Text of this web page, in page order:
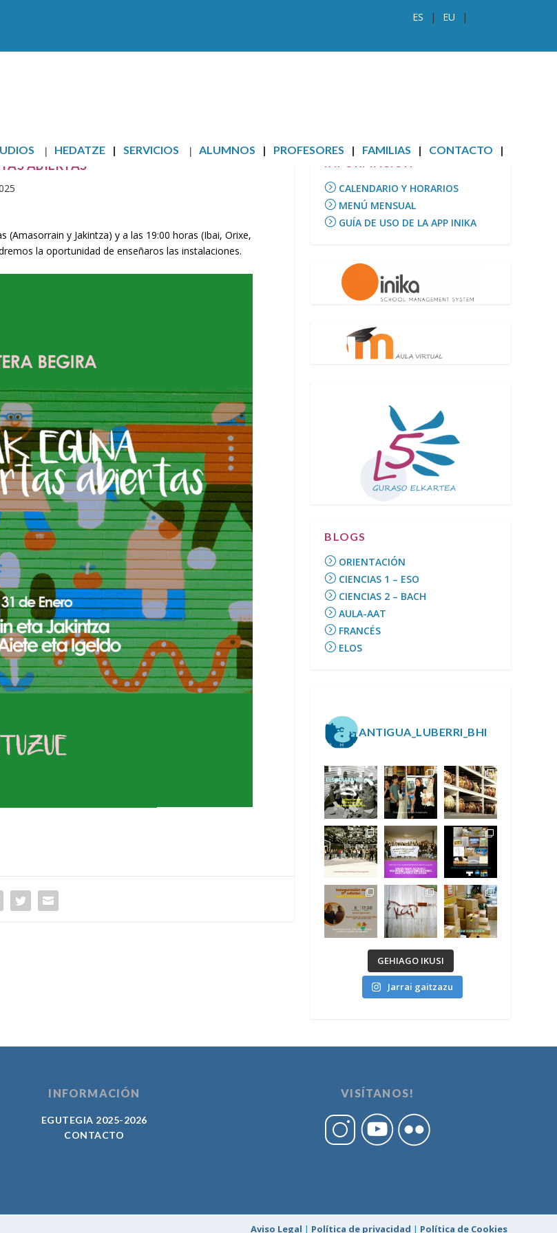
EU
ES
HEDATZE SERVICIOS ALUMNOS PROFESORES FAMILIAS CONTACTO
ABIERTAS
(Amasorrain y Jakintza) y a las 19:00 horas (Ibai, Orixe,
la oportunidad de enseñaros las instalaciones.
CALENDARIO Y HORARIOS
MENÚ MENSUAL
GUÍA DE USO DE LA APP INIKA
BLOGS
ORIENTACIÓN
CIENCIAS 1 – ESO
CIENCIAS 2 – BACH
AULA-AAT
FRANCÉS
ELOS
ANTIGUA_LUBERRI_BHI
GEHIAGO IKUSI
Jarrai gaitzazu
INFORMACIÓN
EGUTEGIA 2025-2026
CONTACTO
VISÍTANOS!
Aviso Legal | Política de privacidad | Política de Cookies